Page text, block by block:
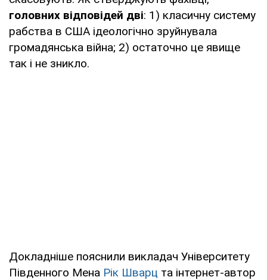
головних відповідей дві: 1) класичну систему
рабства в США ідеологічно зруйнувала
громадянська війна; 2) остаточно це явище
так і не зникло.
Докладніше пояснили викладач Університету
Південного Мена Рік Шварц та інтернет-автор